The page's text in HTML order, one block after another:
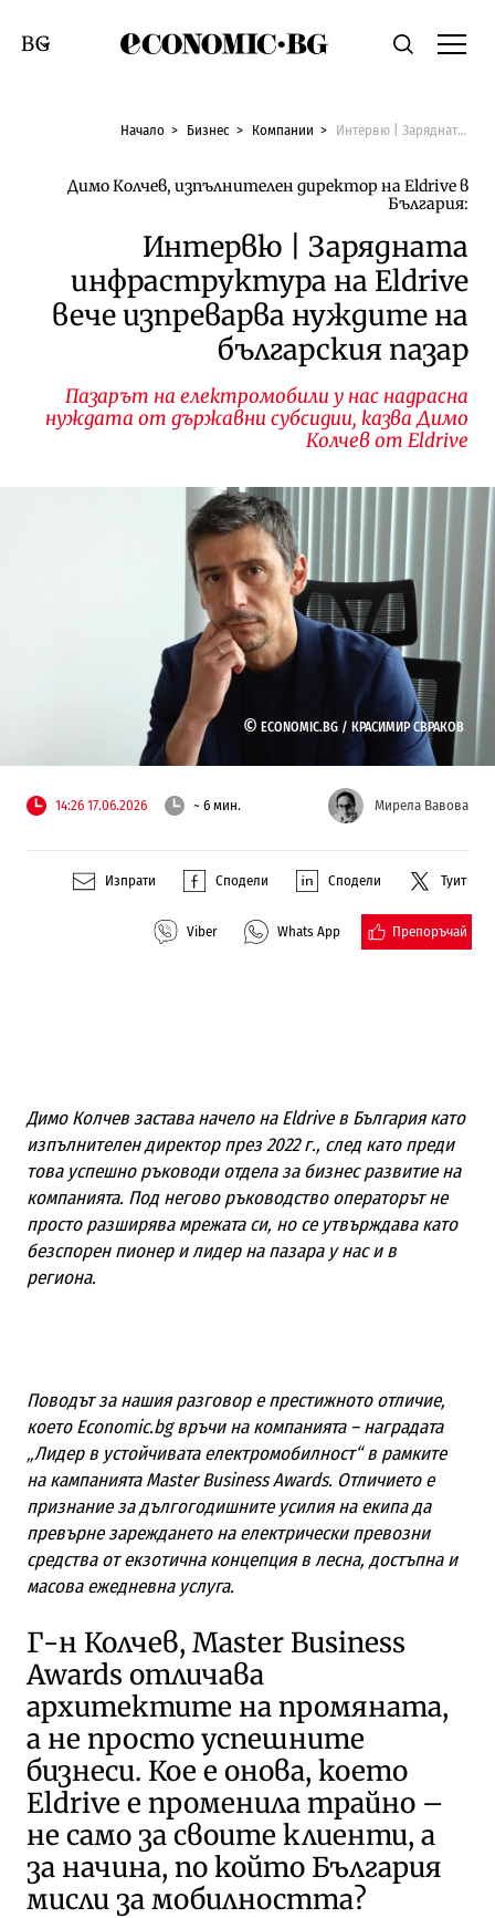
Economic.bgТърсене
Смяна на език
Начало Бизнес Компании Интервю | Зарядната инфраструктура на Eldrive вече изпреварва нуждите на българския пазар
Интервю | Зарядната
инфраструктура на Eldrive
вече изпреварва нуждите на
българския пазар
Пазарът на електромобили у нас надрасна
нуждата от държавни субсидии, казва Димо
Колчев от Eldrive
Димо Колчев, изпълнителен директор на Eldrive в
България:
© ECONOMIC.BG / КРАСИМИР СВРАКОВ
14:26 17.06.2026 ~ 6 мин. Мирела Вавова
Изпрати Сподели Сподели Туит
Viber Whats App Препоръчай
Димо Колчев застава начело на Eldrive в България като
изпълнителен директор през 2022 г., след като преди
това успешно ръководи отдела за бизнес развитие на
компанията. Под негово ръководство операторът не
просто разширява мрежата си, но се утвърждава като
безспорен пионер и лидер на пазара у нас и в
региона.
Поводът за нашия разговор е престижното отличие,
което Economic.bg връчи на компанията – наградата
„Лидер в устойчивата електромобилност“ в рамките
на кампанията Master Business Awards. Отличието е
признание за дългогодишните усилия на екипа да
превърне зареждането на електрически превозни
средства от екзотична концепция в лесна, достъпна и
масова ежедневна услуга.
Г-н Колчев, Master Business
Awards отличава
архитектите на промяната,
а не просто успешните
бизнеси. Кое е онова, което
Eldrive е променила трайно –
не само за своите клиенти, а
за начина, по който България
мисли за мобилността?